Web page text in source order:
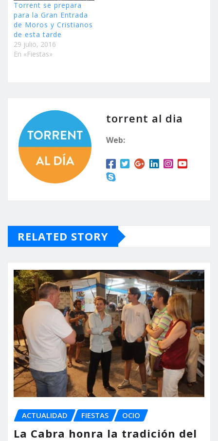
Torrent se prepara
para la Gran Entrada
de Moros y Cristianos
de esta tarde
29 julio, 2016
En «Fiestas»
torrent al dia
Web:
RELATED STORY
ACTUALIDAD FIESTAS OCIO
La Cabra honra la tradición del